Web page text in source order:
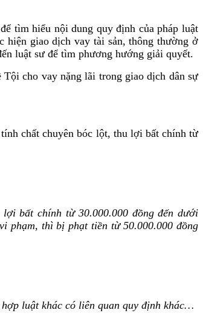
tìm hiểu nội dung quy định của pháp luật
hiện giao dịch vay tài sản, thông thường ở
luật sư để tìm phương hướng giải quyết.
cho vay nặng lãi trong giao dịch dân sự
chất chuyên bóc lột, thu lợi bất chính từ
bất chính từ 30.000.000 đồng đến dưới
phạm, thì bị phạt tiền từ 50.000.000 đồng
luật khác có liên quan quy định khác…